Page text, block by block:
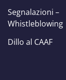
Segnalazioni –
Whistleblowing
Dillo al CAAF